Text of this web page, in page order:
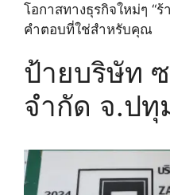
โอกาสทางธุรกิจใหม่ๆ “
คำตอบที่ใช่สำหรับคุณ
ป้ายบริษัท
จำกัด จ.ปทุ